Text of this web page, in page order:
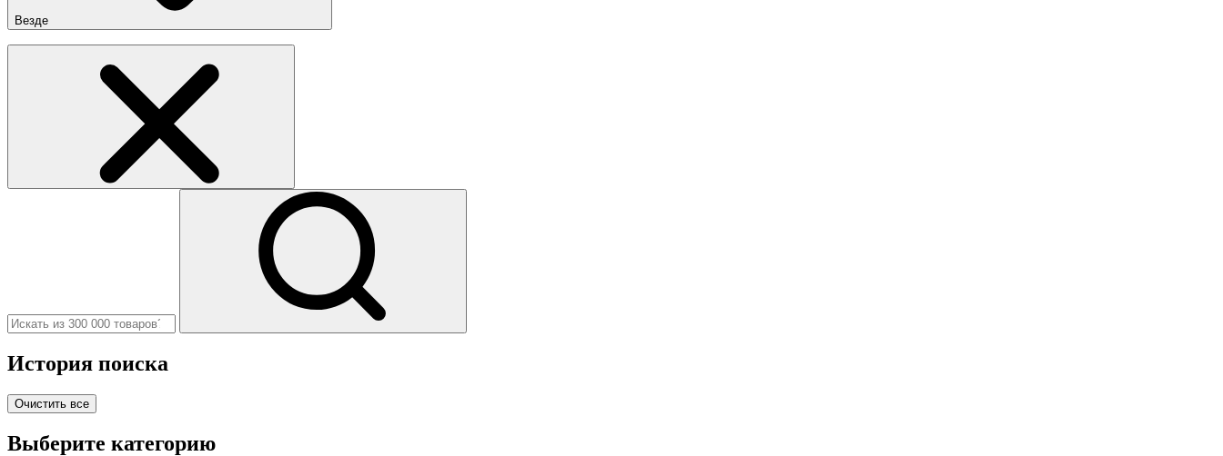
Везде
История поиска
Очистить все
Выберите категорию